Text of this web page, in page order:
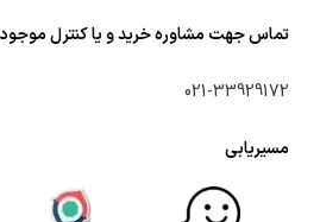
تماس جهت مشاوره خرید و یا کنترل
021-33929172
مسیریابی